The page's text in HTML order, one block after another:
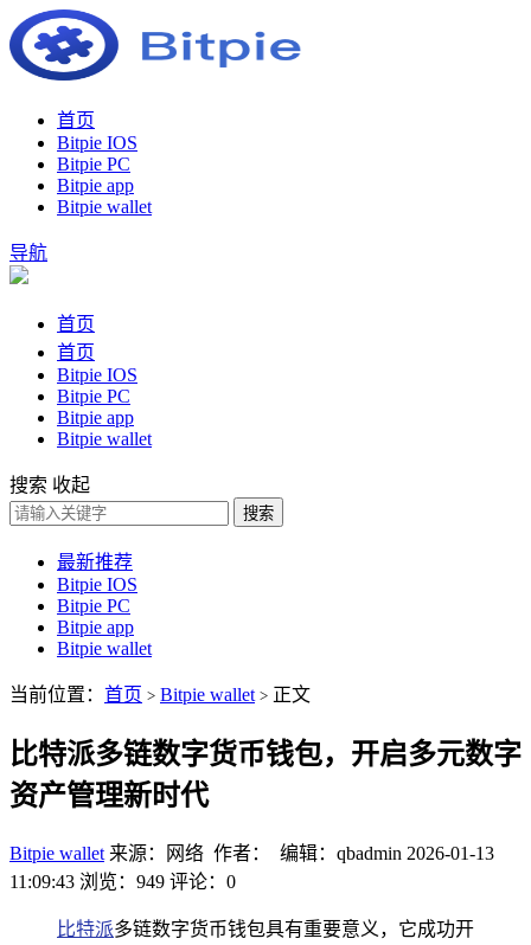
首页
Bitpie IOS
Bitpie PC
Bitpie app
Bitpie wallet
导航
首页
首页
Bitpie IOS
Bitpie PC
Bitpie app
Bitpie wallet
搜索 收起
搜索
最新推荐
Bitpie IOS
Bitpie PC
Bitpie app
Bitpie wallet
当前位置： 首页 > Bitpie wallet > 正文
比特派多链数字货币钱包，开启多元数字
资产管理新时代
Bitpie wallet 来源：网络 作者： 编辑：qbadmin 2026-01-13
11:09:43 浏览：949 评论：0
比特派多链数字货币钱包具有重要意义，它成功开